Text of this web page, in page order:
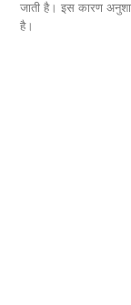
जाती है। इस कारण
है।